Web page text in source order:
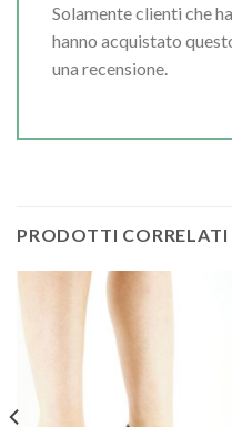
Solamente clienti che
hanno acquistato
una recensione.
PRODOTTI CORRELATI